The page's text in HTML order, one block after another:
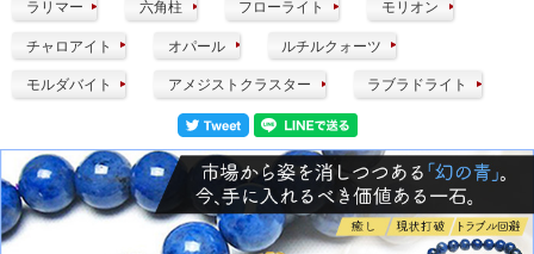
ラリマー 六角柱 フローライト モリオン
チャロアイト オパール ルチルクォーツ
モルダバイト アメジストクラスター ラブラドライト